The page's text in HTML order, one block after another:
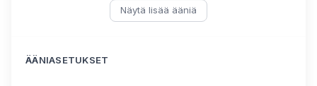
Näytä lisää ääniä
ÄÄNIASETUKSET